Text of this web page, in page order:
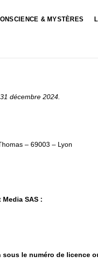
& MYSTÈRES
décembre 2024.
– 69003 – Lyon
SAS :
le numéro de licence